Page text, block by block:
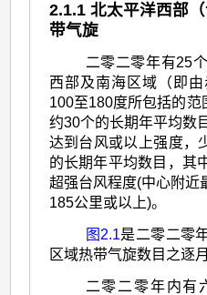
2.1.1 北太平洋西部
带气旋
二零二零年有25
西部及南海区域（即
100至180度所包括的
约30个的长期年平均数
达到台风或以上强度，
的长期年平均数目，其
超强台风程度(中心附近
185公里或以上)。
图2.1是二零二零
区域热带气旋数目之逐
二零二零年内有